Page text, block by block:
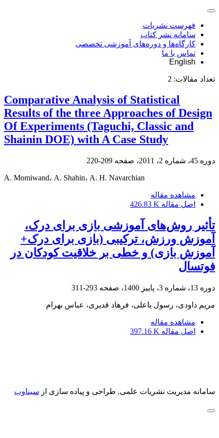
فهرست نشریات
سامانه نشر کتاب
کارگاه‌ها و دوره‌های آموزشی تخصصی
تماس با ما
English
تعداد مقالات: 2
Comparative Analysis of Statistical
Results of the three Approaches of Design
Of Experiments (Taguchi, Classic and
Shainin DOE) with A Case Study
دوره 45، شماره 2، 2011، صفحه 209-220
A. Momiwand، A. Shahin، A. H. Navarchian
مشاهده مقاله
اصل مقاله 426.83 K
تأثیر روش‌های آموزشی بازی برای درک،
آموزش ورزش، ترکیبی (بازی برای درک+
آموزش بازی) و خطی بر خلاقیت کودکان در
فوتسال
دوره 13، شماره 3، پاییز 1400، صفحه 293-311
مریم داودی، رسول یاعلی، فرهاد قدیری، عباس بهرام
مشاهده مقاله
اصل مقاله 397.16 K
سامانه مدیریت نشریات علمی. طراحی و پیاده سازی از سیناوب